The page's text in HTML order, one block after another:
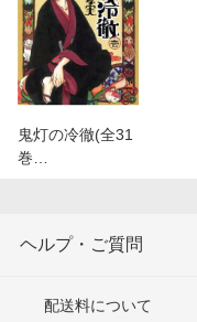
鬼灯の冷徹(全31
巻…
ヘルプ・ご質問
配送料について